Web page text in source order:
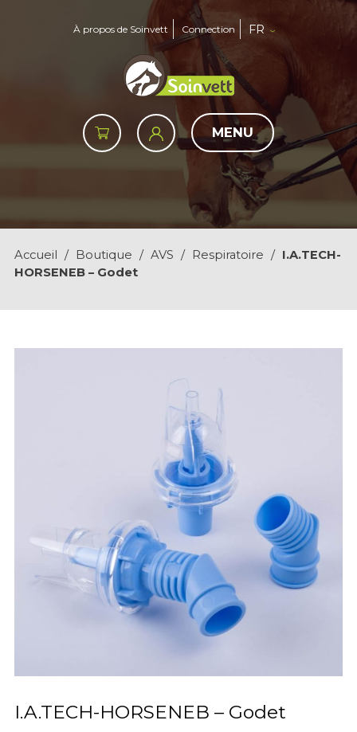
À propos de Soinvett Connection FR
MENU
Accueil / Boutique / AVS / Respiratoire / I.A.TECH-
HORSENEB – Godet
I.A.TECH-HORSENEB – Godet